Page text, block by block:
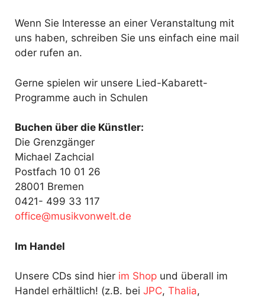
Wenn Sie Interesse an einer Veranstaltung mit
uns haben, schreiben Sie uns einfach eine mail
oder rufen an.
Gerne spielen wir unsere Lied-Kabarett-
Programme auch in Schulen
Buchen über die Künstler:
Die Grenzgänger
Michael Zachcial
Postfach 10 01 26
28001 Bremen
0421- 499 33 117
ed.tl
ewnov
kisum
@ecif
fo
Im Handel
Unsere CDs sind hier im Shop und überall im
Handel erhältlich! (z.B. bei JPC, Thalia,